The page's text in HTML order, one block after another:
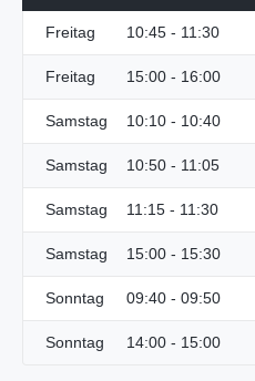
Freitag 10:45 - 11:30
Freitag 15:00 - 16:00
Samstag 10:10 - 10:40
Samstag 10:50 - 11:05
Samstag 11:15 - 11:30
Samstag 15:00 - 15:30
Sonntag 09:40 - 09:50
Sonntag 14:00 - 15:00